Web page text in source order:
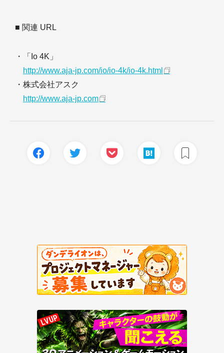
■ 関連 URL
・「Io 4K」
http://www.aja-jp.com/io/io-4k/io-4k.html
・株式会社アスク
http://www.aja-jp.com